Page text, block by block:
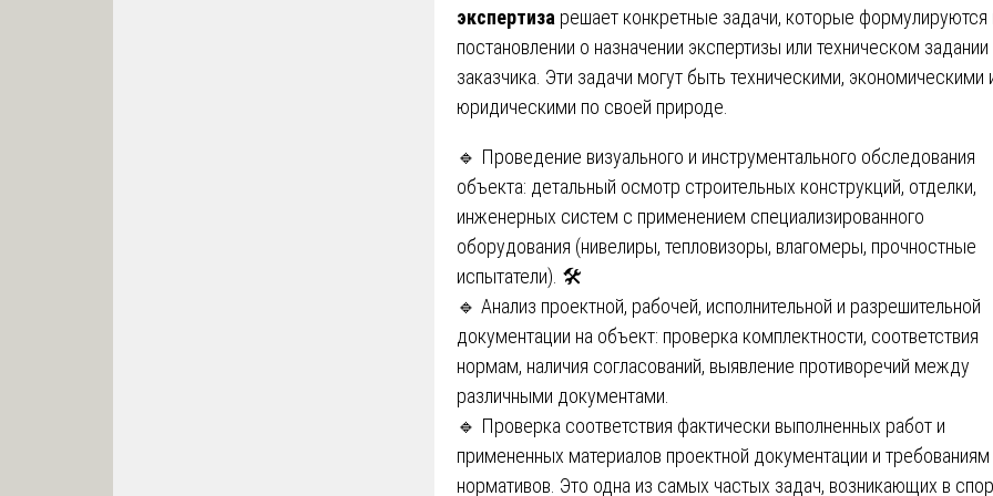
экспертиза решает конкретные задачи, которые формулируются
постановлении о назначении экспертизы или техническом задании
заказчика. Эти задачи могут быть техническими, экономическими
юридическими по своей природе.
🔹 Проведение визуального и инструментального обследования
объекта: детальный осмотр строительных конструкций, отделки,
инженерных систем с применением специализированного
оборудования (нивелиры, тепловизоры, влагомеры, прочностные
испытатели). 🛠️
🔹 Анализ проектной, рабочей, исполнительной и разрешительной
документации на объект: проверка комплектности, соответствия
нормам, наличия согласований, выявление противоречий между
различными документами.
🔹 Проверка соответствия фактически выполненных работ и
примененных материалов проектной документации и требованиям
нормативов. Это одна из самых частых задач, возникающих в